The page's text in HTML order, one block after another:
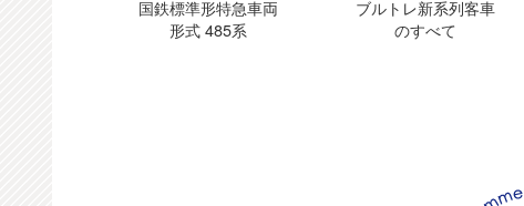
国鉄標準形特急車両
形式 485系
ブルトレ新系列客車
のすべて